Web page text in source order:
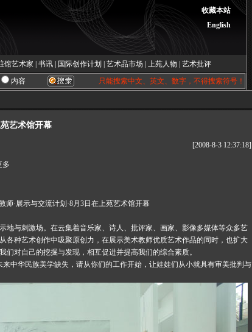
收藏本站
English
馆艺术家 书讯 国际创作计划 艺术品市场 上苑人物
艺术批评
内容 只能搜索中文、英文、数字，不得搜索符号！
艺术馆开幕
[2008-8-3 12:37:18]
多
师·展示与交流计划·8月3日在上苑艺术馆开幕
地与刺激场。在云集着音乐家、诗人、批评家、画家、影像多媒体等众多艺
各种艺术创作中吸聚原创力，在展示美术教师优质艺术作品的同时，也扩大
们对自己的挖掘与发现，相互促进并提高我们的综合素质。
中华民族美学缺失，请从你们的工作开始，让娃娃们从小就具有审美批判与